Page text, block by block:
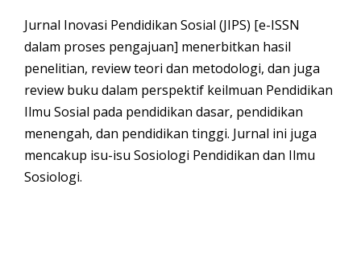
Jurnal Inovasi Pendidikan Sosial (JIPS) [e-ISSN
dalam proses pengajuan] menerbitkan hasil
penelitian, review teori dan metodologi, dan juga
review buku dalam perspektif keilmuan Pendidikan
Ilmu Sosial pada pendidikan dasar, pendidikan
menengah, dan pendidikan tinggi. Jurnal ini juga
mencakup isu-isu Sosiologi Pendidikan dan Ilmu
Sosiologi.